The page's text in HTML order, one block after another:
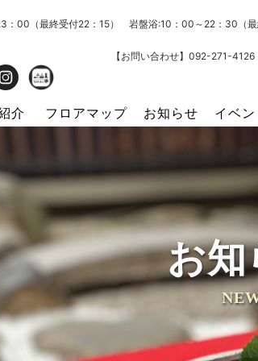
：00（最終受付22：15） 岩盤浴:10：00～22：30（
【お問い合わせ】092-271-
介 フロアマップ お知らせ イベン
お知